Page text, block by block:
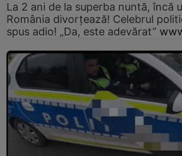
La 2 ani de la superba nuntă, încă
România divorțează! Celebrul
spus adio! „Da, este adevărat”